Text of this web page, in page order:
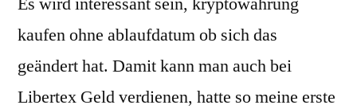
kaufen ohne ablaufdatum ob sich das
geändert hat. Damit kann man auch bei
Libertex Geld verdienen, hatte so meine erste